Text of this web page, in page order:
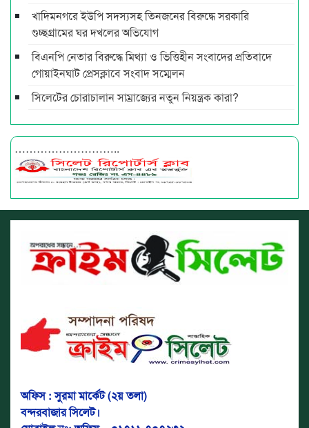
খাদিমনগরে ইউপি সদস্যসহ তিনজনের বিরুদ্ধে সরকারি
গুচ্ছগ্রামের ঘর দখলের অভিযোগ
বিএনপি নেতার বিরুদ্ধে মিথ্যা ও ভিত্তিহীন সংবাদের প্রতিবাদে
গোয়াইনঘাট প্রেসক্লাবে সংবাদ সম্মেলন
সিলেটের চোরাচালান সাম্রাজ্যের নতুন নিয়ন্ত্রক কারা?
………………………..
অফিস : সুরমা মার্কেট (২য় তলা)
বন্দরবাজার সিলেট।